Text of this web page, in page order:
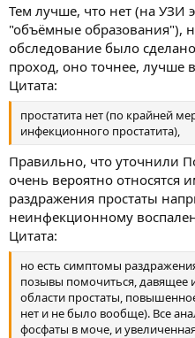
Тем лучше, что нет (на УЗИ
"объёмные образования"),
обследование было
проход, оно точнее, лучше
Цитата:
простатита нет (по крайней
инфекционного простатита),
Правильно, что уточнили
очень вероятно относятся
раздражения простаты
неинфекционному
Цитата:
но есть симптомы
позывы помочиться,
области простаты,
нет и не было вообще). Все
фосфаты в моче, и